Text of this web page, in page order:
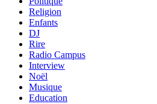
Religion
Enfants
DJ
Rire
Radio Campus
Interview
Noël
Musique
Education